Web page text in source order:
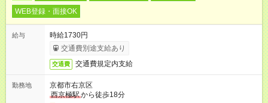
WEB登録・面接OK
給与
時給1730円
交通費別途支給あり
交通費 交通費規定内支給
勤務地
京都市右京区
西京極駅から徒歩18分